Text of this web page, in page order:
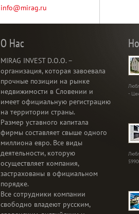
info@mirag.ru
О Нас
MIRAG INVEST D.O.O. –
организация, которая завоевала
прочные позиции на рынке
недвижимости в Словении и
имеет официальную регистрацию
на территории страны.
Размер уставного капитала
фирмы составляет свыше одного
миллиона евро. Все виды
деятельности, которую
осуществляет компания,
застрахованы в официальном
порядке.
Все сотрудники компании
свободно владеют русским,
-